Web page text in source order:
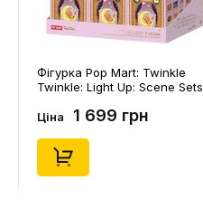
Фігурка Pop Mart: Twinkle
Twinkle: Light Up: Scene Sets
Edition), (21372)
Ціна 1 699 грн